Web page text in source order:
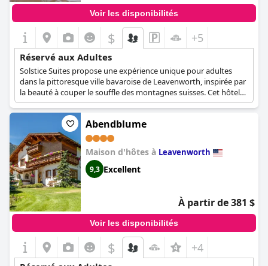
Voir les disponibilités
$ +5
Réservé aux Adultes
Solstice Suites propose une expérience unique pour adultes
dans la pittoresque ville bavaroise de Leavenworth, inspirée par
la beauté à couper le souffle des montagnes suisses. Cet hôtel
s'adresse exclusivement aux adultes et constitue un havre de
paix pour ceux qui recherchent une escapade tranquille et
sophistiquée. Le cadre paisible crée une atmosphère idéale pour
la relaxation et le rajeunissement, permettant aux visiteurs de
profiter de l'environnement charmant sans les distractions d'un
établissement axé sur la famille.
Abendblume
Maison d'hôtes à Leavenworth
9,3 Excellent
À partir de 381 $
Voir les disponibilités
$ +4